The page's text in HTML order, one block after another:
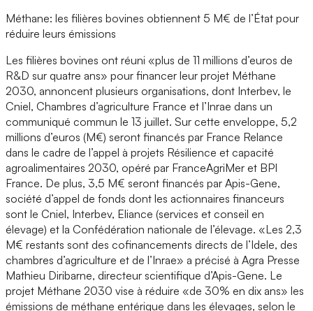
Méthane: les filières bovines obtiennent 5 M€ de l’État pour
réduire leurs émissions
Les filières bovines ont réuni «plus de 11 millions d’euros de
R&D sur quatre ans» pour financer leur projet Méthane
2030, annoncent plusieurs organisations, dont Interbev, le
Cniel, Chambres d’agriculture France et l’Inrae dans un
communiqué commun le 13 juillet. Sur cette enveloppe, 5,2
millions d’euros (M€) seront financés par France Relance
dans le cadre de l’appel à projets Résilience et capacité
agroalimentaires 2030, opéré par FranceAgriMer et BPI
France. De plus, 3,5 M€ seront financés par Apis-Gene,
société d’appel de fonds dont les actionnaires financeurs
sont le Cniel, Interbev, Eliance (services et conseil en
élevage) et la Confédération nationale de l’élevage. «Les 2,3
M€ restants sont des cofinancements directs de l’Idele, des
chambres d’agriculture et de l’Inrae» a précisé à Agra Presse
Mathieu Diribarne, directeur scientifique d’Apis-Gene. Le
projet Méthane 2030 vise à réduire «de 30% en dix ans» les
émissions de méthane entérique dans les élevages, selon le